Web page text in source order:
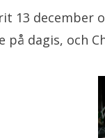
13 december
på dagis, och